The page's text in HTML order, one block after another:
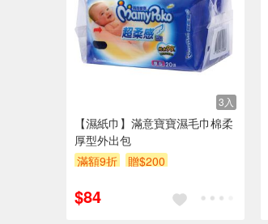
3入
【濕紙巾】滿意寶寶濕毛巾棉柔
厚型外出包
滿額9折
贈$200
$84